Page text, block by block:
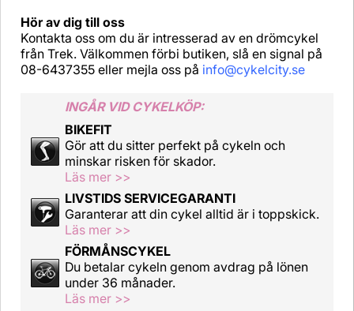
Hör av dig till oss
Kontakta oss om du är intresserad av en drömcykel
från Trek. Välkommen förbi butiken, slå en signal på
08-6437355 eller mejla oss på info@cykelcity.se
INGÅR VID CYKELKÖP:
BIKEFIT
Gör att du sitter perfekt på cykeln och
minskar risken för skador.
Läs mer >>
LIVSTIDS SERVICEGARANTI
Garanterar att din cykel alltid är i toppskick.
Läs mer >>
FÖRMÅNSCYKEL
Du betalar cykeln genom avdrag på lönen
under 36 månader.
Läs mer >>